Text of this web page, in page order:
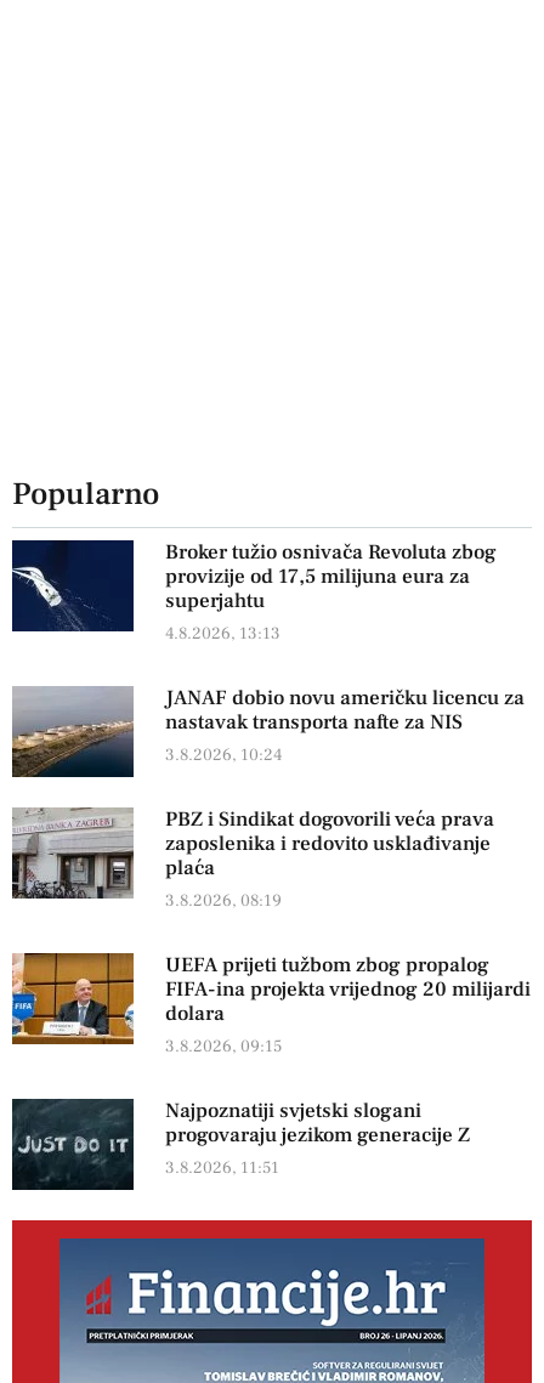
Popularno
Broker tužio osnivača Revoluta zbog
provizije od 17,5 milijuna eura za
superjahtu
4.8.2026, 13:13
JANAF dobio novu američku licencu za
nastavak transporta nafte za NIS
3.8.2026, 10:24
PBZ i Sindikat dogovorili veća prava
zaposlenika i redovito usklađivanje
plaća
3.8.2026, 08:19
UEFA prijeti tužbom zbog propalog
FIFA-ina projekta vrijednog 20 milijardi
dolara
3.8.2026, 09:15
Najpoznatiji svjetski slogani
progovaraju jezikom generacije Z
3.8.2026, 11:51